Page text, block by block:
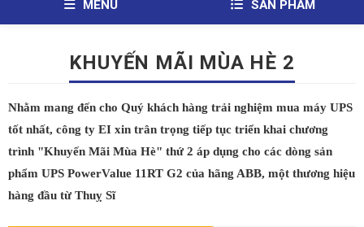
MENU SẢN PHẨM
KHUYẾN MÃI MÙA HÈ 2
Nhằm mang đến cho Quý khách hàng trải nghiệm mua máy UPS
tốt nhất, công ty EI xin trân trọng tiếp tục triển khai chương
trình "Khuyến Mãi Mùa Hè" thứ 2 áp dụng cho các dòng sản
phẩm UPS PowerValue 11RT G2 của hãng ABB, một thương hiệu
hàng đầu từ Thuỵ Sĩ